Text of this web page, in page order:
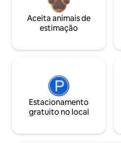
Aceita animais de
estimação
Estacionamento
gratuito no local